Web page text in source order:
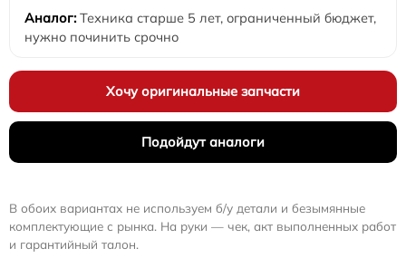
Техника старше 5 лет, ограниченный бюджет,
нужно починить срочно
Хочу оригинальные запчасти
Подойдут аналоги
В обоих вариантах не используем б/у детали и безымянные
комплектующие с рынка. На руки — чек, акт выполненных работ
и гарантийный талон.